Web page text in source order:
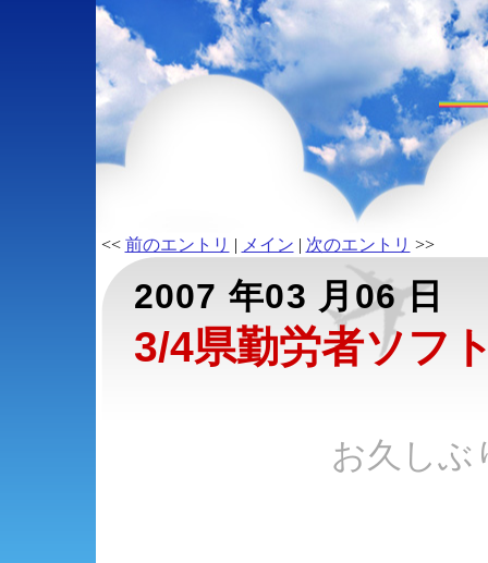
<< 前のエントリ | メイン | 次のエントリ >>
2007 年03 月06 日
3/4県勤労者ソフ
お久しぶ